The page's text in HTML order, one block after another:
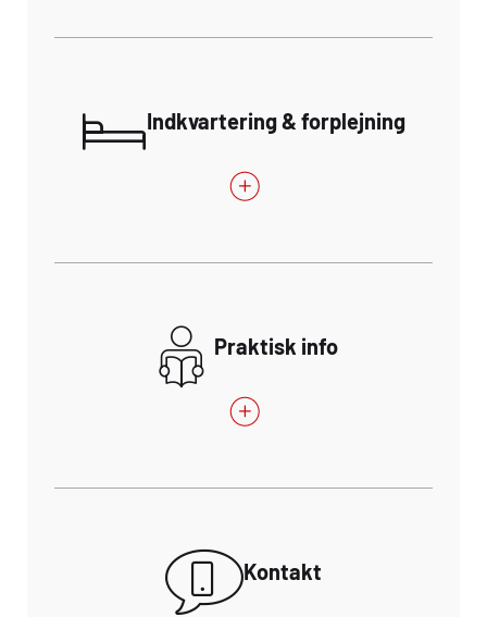
Indkvartering & forplejning
Praktisk info
Kontakt